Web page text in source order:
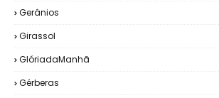
Gerânios
Girassol
GlóriadaManhã
Gérberas